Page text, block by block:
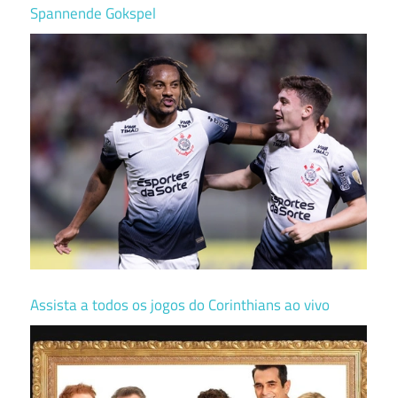
Spannende Gokspel
Assista a todos os jogos do Corinthians ao vivo